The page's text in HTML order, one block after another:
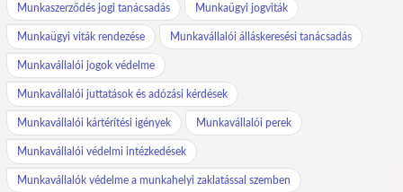
Munkaszerződés jogi tanácsadás Munkaügyi jogviták
Munkaügyi viták rendezése Munkavállalói álláskeresési tanácsadás
Munkavállalói jogok védelme
Munkavállalói juttatások és adózási kérdések
Munkavállalói kártérítési igények Munkavállalói perek
Munkavállalói védelmi intézkedések
Munkavállalók védelme a munkahelyi zaklatással szemben